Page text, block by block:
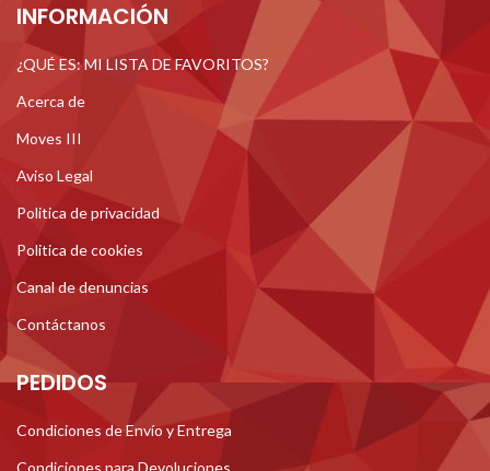
INFORMACIÓN
¿QUÉ ES: MI LISTA DE FAVORITOS?
Acerca de
Moves III
Aviso Legal
Politica de privacidad
Politica de cookies
Canal de denuncias
Contáctanos
PEDIDOS
Condiciones de Envío y Entrega
Condiciones para Devoluciones